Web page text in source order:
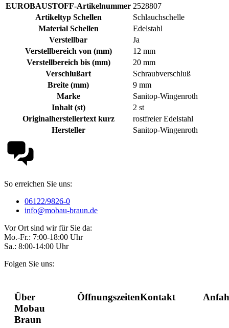
EUROBAUSTOFF-Artikelnummer 2528807
Artikeltyp Schellen
Schlauchschelle
Material Schellen
Edelstahl
Verstellbar
Ja
Verstellbereich von (mm)
12 mm
Verstellbereich bis (mm)
20 mm
Verschlußart
Schraubverschluß
Breite (mm)
9 mm
Marke
Sanitop-Wingenroth
Inhalt (st)
2 st
Originalherstellertext kurz
rostfreier Edelstahl
Hersteller
Sanitop-Wingenroth
So erreichen Sie uns:
06122/9826-0
info@mobau-braun.de
Vor Ort sind wir für Sie da:
Mo.-Fr.: 7:00-18:00 Uhr
Sa.: 8:00-14:00 Uhr
Folgen Sie uns:
Über
Mobau
Braun
ÖffnungszeitenKontakt